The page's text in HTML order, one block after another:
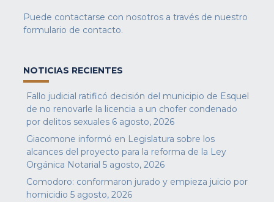
Puede contactarse con nosotros a través de nuestro
formulario de contacto.
NOTICIAS RECIENTES
Fallo judicial ratificó decisión del municipio de Esquel
de no renovarle la licencia a un chofer condenado
por delitos sexuales 6 agosto, 2026
Giacomone informó en Legislatura sobre los
alcances del proyecto para la reforma de la Ley
Orgánica Notarial 5 agosto, 2026
Comodoro: conformaron jurado y empieza juicio por
homicidio 5 agosto, 2026